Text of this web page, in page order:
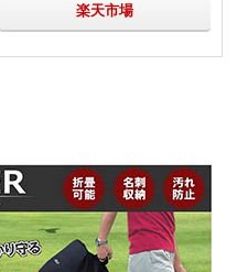
楽天市場